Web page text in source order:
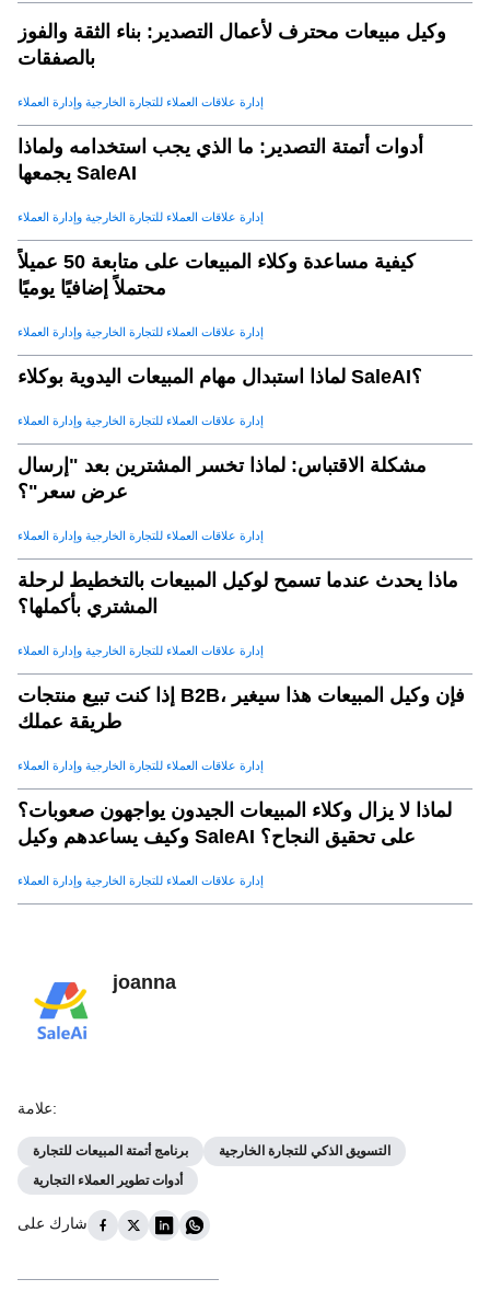
وكيل مبيعات محترف لأعمال التصدير: بناء الثقة والفوز
بالصفقات
إدارة علاقات العملاء للتجارة الخارجية وإدارة العملاء
أدوات أتمتة التصدير: ما الذي يجب استخدامه ولماذا
يجمعها SaleAI
إدارة علاقات العملاء للتجارة الخارجية وإدارة العملاء
كيفية مساعدة وكلاء المبيعات على متابعة 50 عميلاً
محتملاً إضافيًا يوميًا
إدارة علاقات العملاء للتجارة الخارجية وإدارة العملاء
لماذا استبدال مهام المبيعات اليدوية بوكلاء SaleAI؟
إدارة علاقات العملاء للتجارة الخارجية وإدارة العملاء
مشكلة الاقتباس: لماذا تخسر المشترين بعد "إرسال
عرض سعر"؟
إدارة علاقات العملاء للتجارة الخارجية وإدارة العملاء
ماذا يحدث عندما تسمح لوكيل المبيعات بالتخطيط لرحلة
المشتري بأكملها؟
إدارة علاقات العملاء للتجارة الخارجية وإدارة العملاء
إذا كنت تبيع منتجات B2B، فإن وكيل المبيعات هذا سيغير
طريقة عملك
إدارة علاقات العملاء للتجارة الخارجية وإدارة العملاء
لماذا لا يزال وكلاء المبيعات الجيدون يواجهون صعوبات؟
وكيف يساعدهم وكيل SaleAI على تحقيق النجاح؟
إدارة علاقات العملاء للتجارة الخارجية وإدارة العملاء
joanna
علامة:
برنامج أتمتة المبيعات للتجارة
التسويق الذكي للتجارة الخارجية
أدوات تطوير العملاء التجارية
شارك على